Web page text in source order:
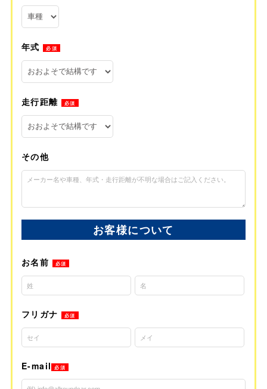
年式 必須
走行距離 必須
その他
お客様について
お名前 必須
フリガナ 必須
E-mail 必須